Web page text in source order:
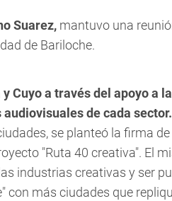
Suarez, mantuvo una
de Bariloche.
Cuyo a través del apoyo a
de cada sector.
se planteó la firma de
"Ruta 40 creativa". El
industrias creativas y ser
con más ciudades que